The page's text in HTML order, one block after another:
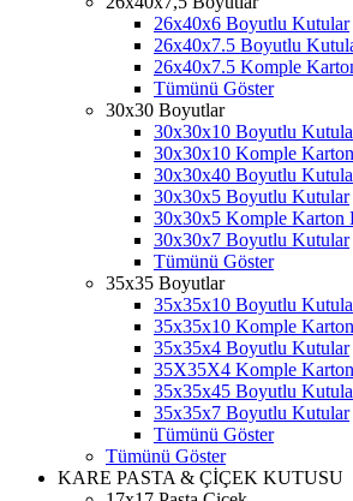
26x40x6 Boyutlu Kutular
26x40x7.5 Boyutlu
26x40x7.5 Komple
Tümünü Göster
30x30 Boyutlar
30x30x10 Boyutlu
30x30x10 Komple
30x30x40 Boyutlu
30x30x5 Boyutlu Kutular
30x30x5 Komple Karton
30x30x7 Boyutlu Kutular
Tümünü Göster
35x35 Boyutlar
35x35x10 Boyutlu
35x35x10 Komple
35x35x4 Boyutlu Kutular
35X35X4 Komple
35x35x45 Boyutlu
35x35x7 Boyutlu Kutular
Tümünü Göster
Tümünü Göster
KARE PASTA & ÇİÇEK KUTUSU